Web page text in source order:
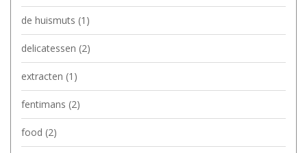
de huismuts (1)
delicatessen (2)
extracten (1)
fentimans (2)
food (2)